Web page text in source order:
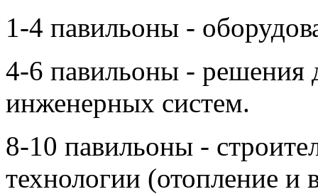
1-4 павильоны -
4-6 павильоны - решения
инженерных систем.
8-10 павильоны -
технологии (отопление и